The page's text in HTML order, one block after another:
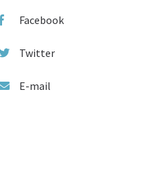
Facebook
Twitter
E-mail